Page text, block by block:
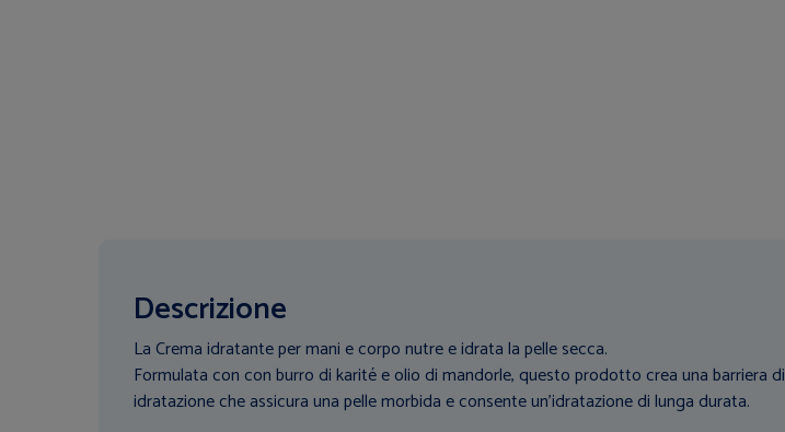
Descrizione
La Crema idratante per mani e corpo nutre e idrata la pelle secca.
Formulata con con burro di karité e olio di mandorle, questo prodotto crea una barriera di
idratazione che assicura una pelle morbida e consente un'idratazione di lunga durata.